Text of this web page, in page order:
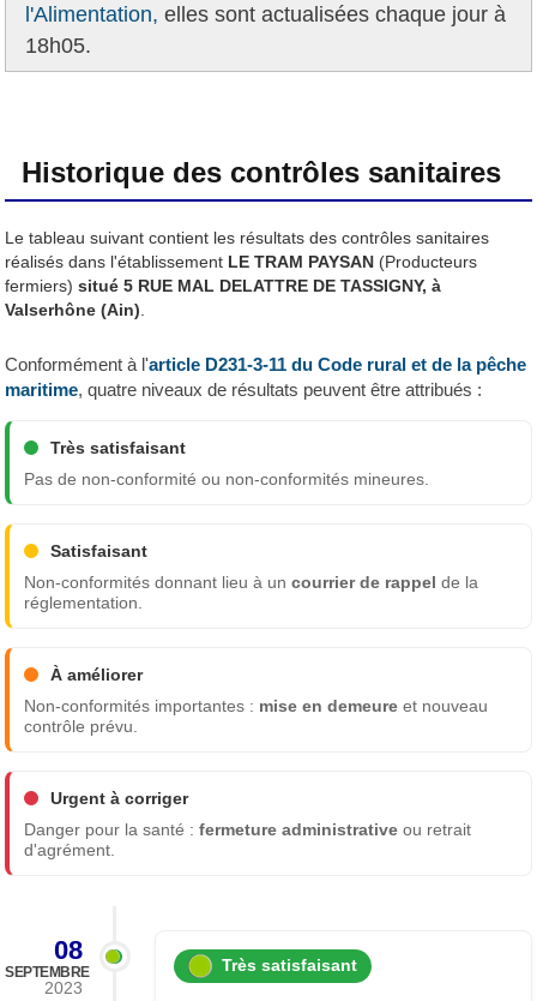
l'Alimentation, elles sont actualisées chaque jour à
18h05.
Historique des contrôles sanitaires
Le tableau suivant contient les résultats des contrôles sanitaires
réalisés dans l'établissement LE TRAM PAYSAN (Producteurs
fermiers) situé 5 RUE MAL DELATTRE DE TASSIGNY, à
Valserhône (Ain)
Conformément à l'article D231-3-11 du Code rural et de la pêche
maritime, quatre niveaux de résultats peuvent être attribués :
Très satisfaisant
Pas de non-conformité ou non-conformités mineures.
Satisfaisant
Non-conformités donnant lieu à uncourrier de rappel de la
réglementation.
À améliorer
Non-conformités importantes : mise en demeure et nouveau
contrôle prévu.
Urgent à corriger
Danger pour la santé :fermeture administrative ou retrait
d'agrément.
08
SEPTEMBRE
2023
Très satisfaisant